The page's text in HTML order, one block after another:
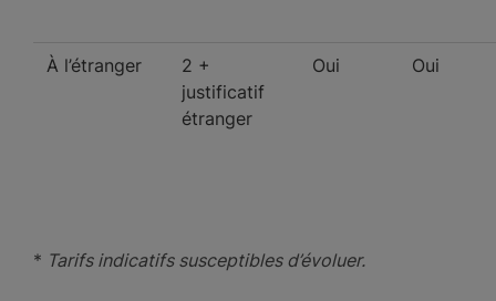
À l’étranger
2 +
justificatif
étranger
Oui Oui
* Tarifs indicatifs susceptibles d’évoluer.